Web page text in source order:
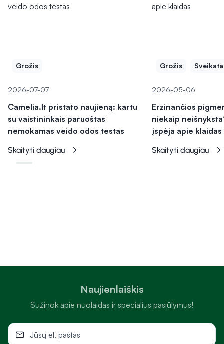
Grožis
2026-07-07
Camelia.lt pristato naujieną: kartu
su vaistininkais paruoštas
nemokamas veido odos testas
Skaityti daugiau
Grožis Sveikata
2026-05-06
Erzinančios
niekaip
įspėja apie klaidas
Skaityti daugiau
Naujienlaiškis
Sužinok apie nuolaidas ir specialius pasiūlymus!